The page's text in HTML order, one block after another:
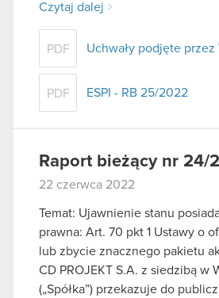
Czytaj dalej
PDF Uchwały podjęte przez
PDF ESPI - RB 25/2022
Raport bieżący nr 24/
22 czerwca 2022
Temat: Ujawnienie stanu
prawna: Art. 70 pkt 1 Ustawy o
lub zbycie znacznego pakietu
CD PROJEKT S.A. z siedzibą w
(„Spółka”) przekazuje do